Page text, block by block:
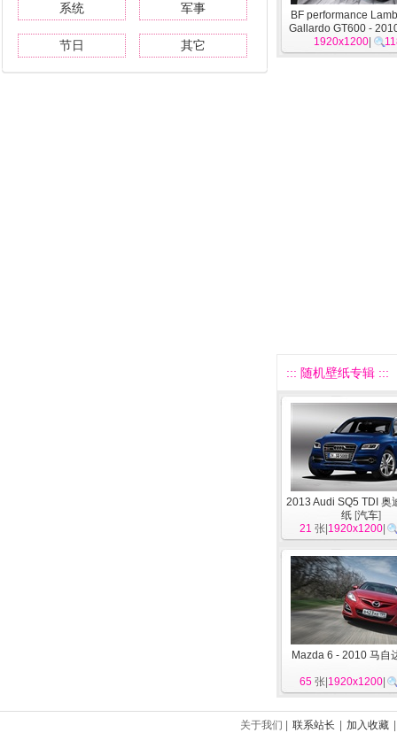
系统 军事
节日 其它
BF performance
Gallardo GT600 -
尼3
1920x1200
::: 随机壁纸专辑 :::
2013 Audi SQ5 TDI 奥
纸 [汽车]
21 张| 1920x1200
Mazda 6 - 2010 马自
65 张| 1920x1200
关于我们 | 联系站长 加入收藏